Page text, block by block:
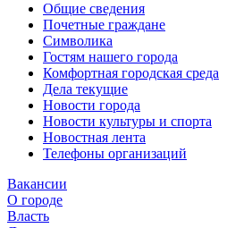
Общие сведения
Почетные граждане
Символика
Гостям нашего города
Комфортная городская среда
Дела текущие
Новости города
Новости культуры и спорта
Новостная лента
Телефоны организаций
Вакансии
О городе
Власть